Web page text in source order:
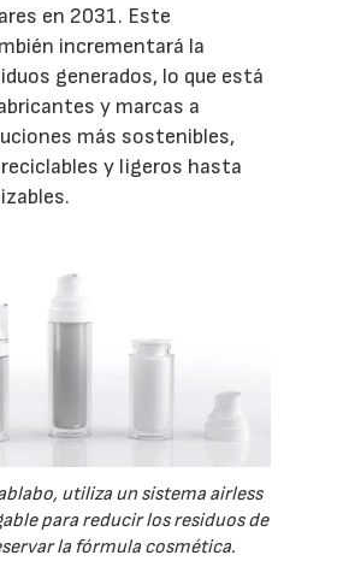
en 2031. Este
incrementará la
generados, lo que está
y marcas a
más sostenibles,
y ligeros hasta
utiliza un sistema airless
para reducir los residuos de
la fórmula cosmética.